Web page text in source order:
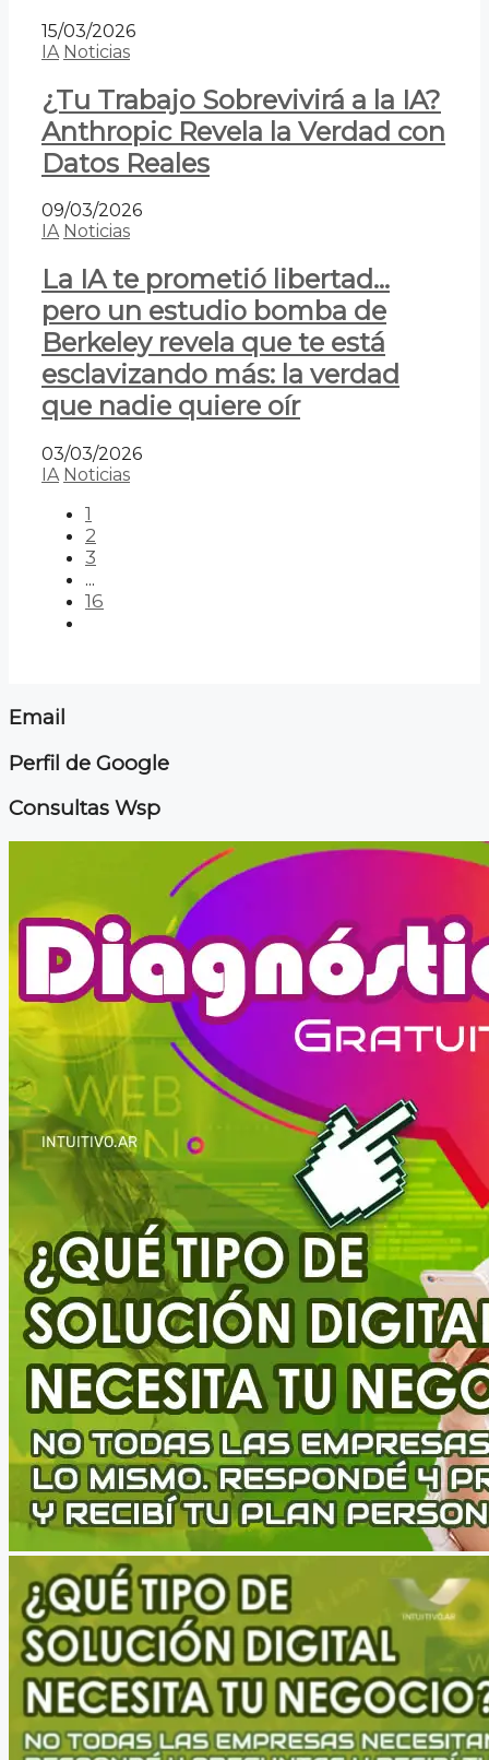
15/03/2026
IA Noticias
¿Tu Trabajo Sobrevivirá a la IA?
Anthropic Revela la Verdad con
Datos Reales
09/03/2026
IA Noticias
La IA te prometió libertad…
pero un estudio bomba de
Berkeley revela que te está
esclavizando más: la verdad
que nadie quiere oír
03/03/2026
IA Noticias
1
2
3
...
16
Email
Perfil de Google
Consultas Wsp